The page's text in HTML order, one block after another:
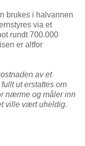
brukes i halvannen
via et
rundt 700.000
er altfor
av et
ut erstattes om
nærme og måler inn
ville vært uheldig.